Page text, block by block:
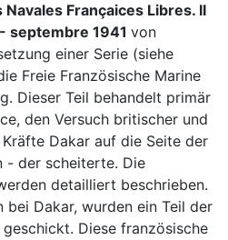
Françaices Libres. II
septembre 1941 von
einer Serie (siehe
Freie Französische Marine
Dieser Teil behandelt primär
den Versuch britischer und
Dakar auf die Seite der
- der scheiterte. Die
detailliert beschrieben.
bei Dakar, wurden ein Teil der
Diese französische